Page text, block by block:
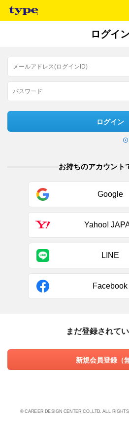
ログイン
ログイン
お持ちのアカウント
Google
Yahoo!
LINE
Facebook
まだ登録されて
新規会員登録（
© CAREER DESIGN CENTER CO.,LTD. ALL